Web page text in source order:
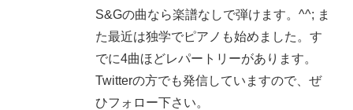
S&Gの曲なら楽譜なしで弾けます。^^; ま
た最近は独学でピアノも始めました。す
でに4曲ほどレパートリーがあります。
Twitterの方でも発信していますので、ぜ
ひフォロー下さい。